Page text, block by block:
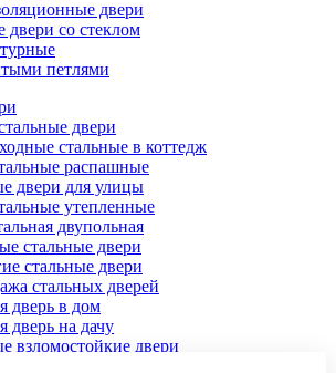
двери
двери со стеклом
петлями
двери
стальные в коттедж
распашные
двери для улицы
утепленные
двупольная
стальные двери
стальные двери
стальных дверей
дверь в дом
дверь на дачу
взломостойкие двери